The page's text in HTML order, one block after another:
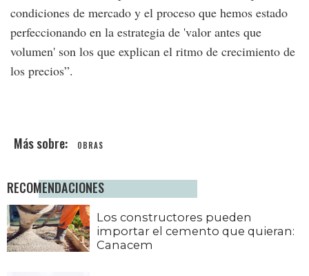
condiciones de mercado y el proceso que hemos estado
perfeccionando en la estrategia de 'valor antes que
volumen' son los que explican el ritmo de crecimiento de
los precios”.
OBRAS
RECOMENDACIONES
Los constructores pueden
importar el cemento que quieran:
Canacem